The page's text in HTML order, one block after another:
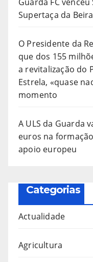
Supertaça da
O Presidente da
que dos 155
a revitalização do
Estrela, «quase
momento
A ULS da Guarda
euros na
apoio europeu
Categorias
Actualidade
Agricultura